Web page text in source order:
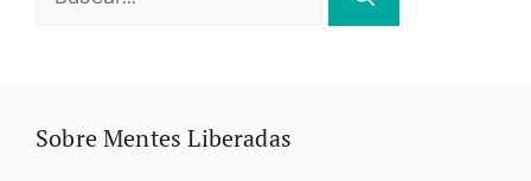
Sobre Mentes Liberadas